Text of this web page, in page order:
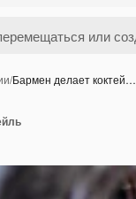
/Бармен делает коктей…